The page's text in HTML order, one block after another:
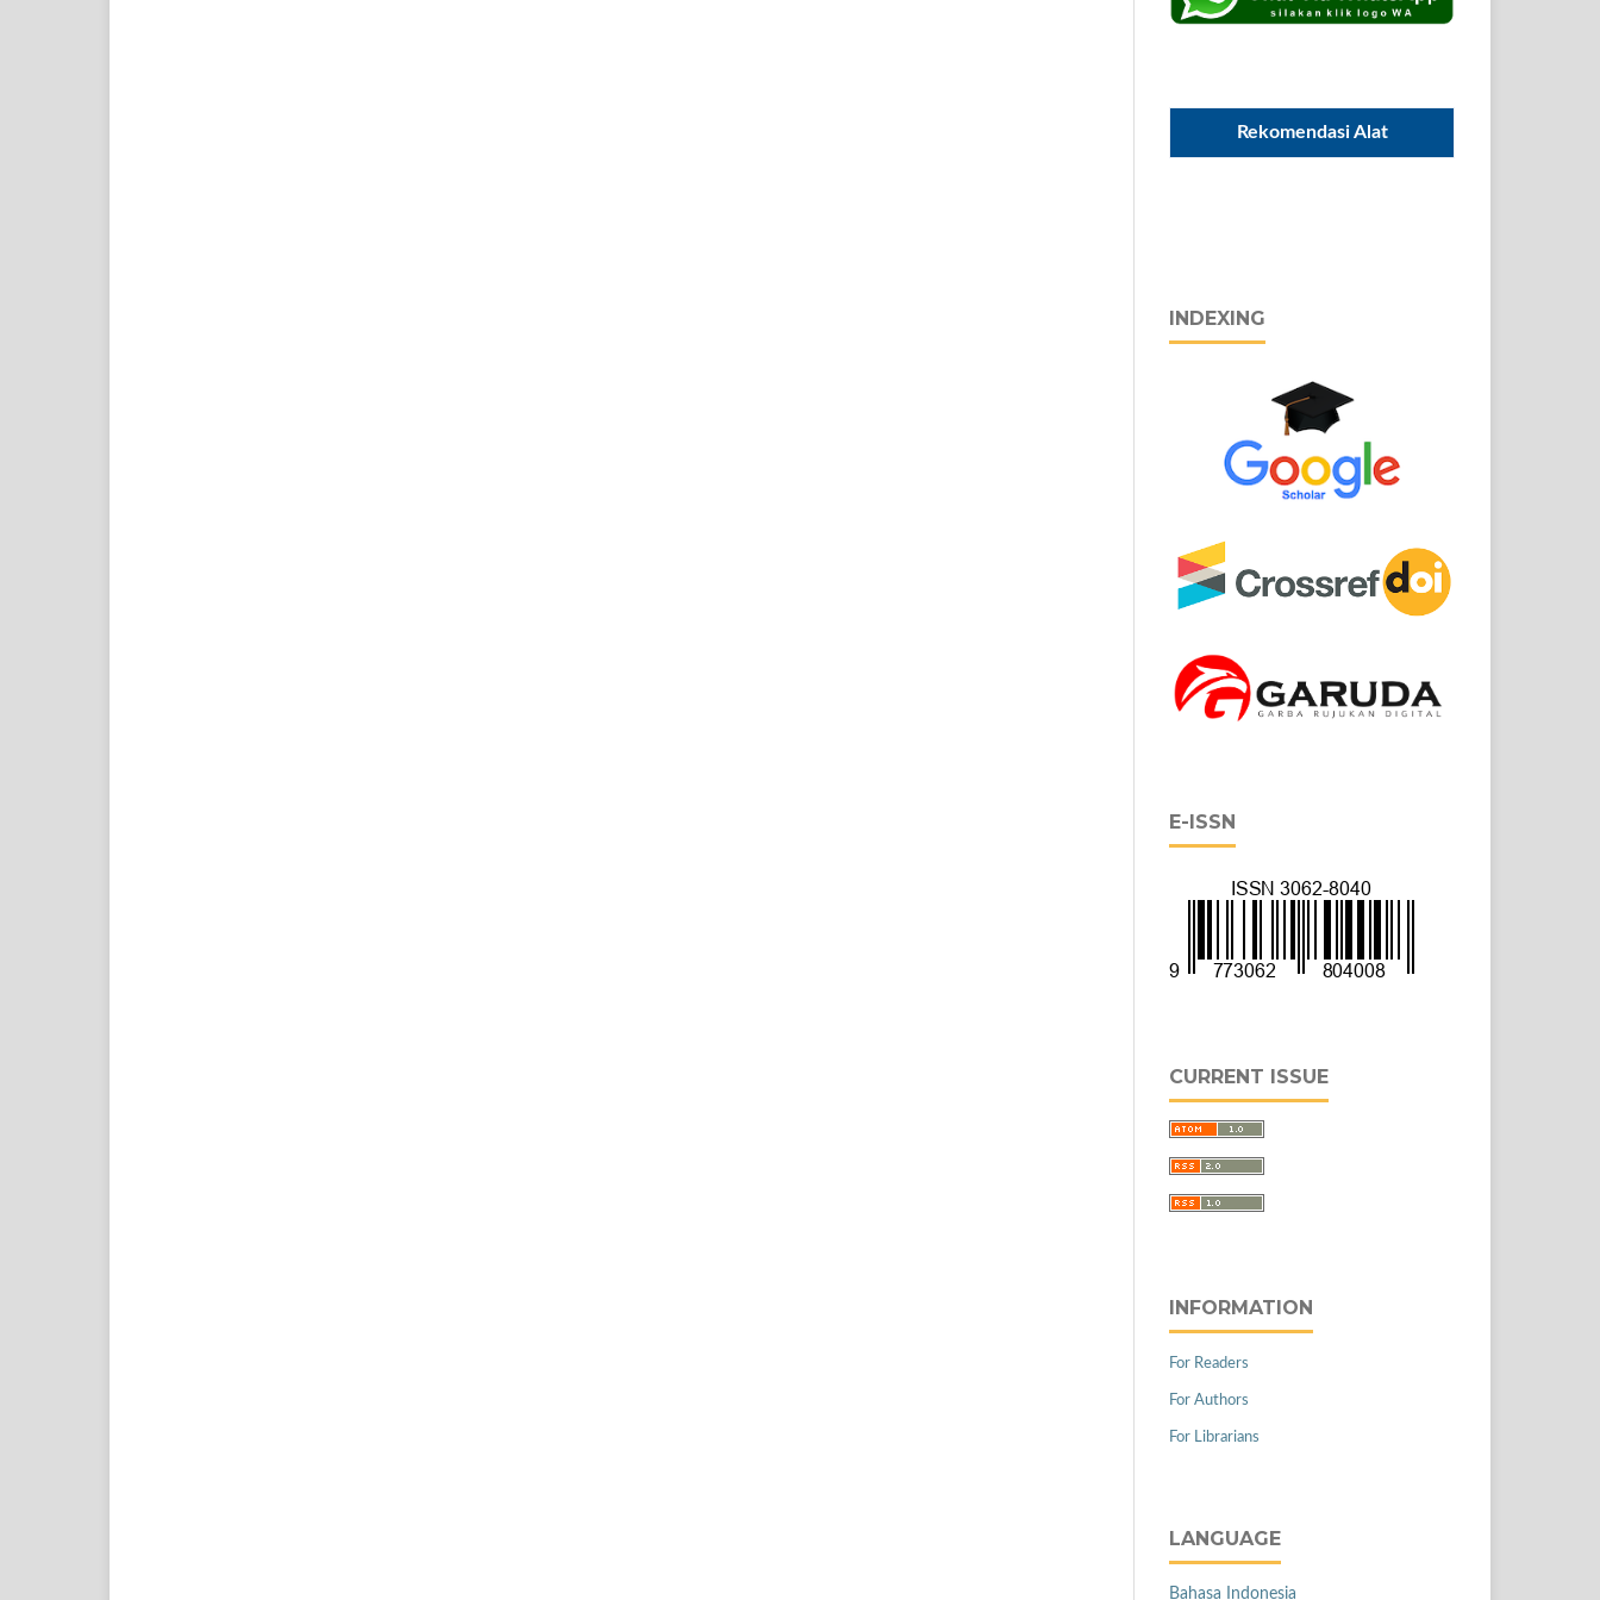
Rekomendasi Alat
INDEXING
E-ISSN
CURRENT ISSUE
INFORMATION
For Readers
For Authors
For Librarians
LANGUAGE
Bahasa Indonesia